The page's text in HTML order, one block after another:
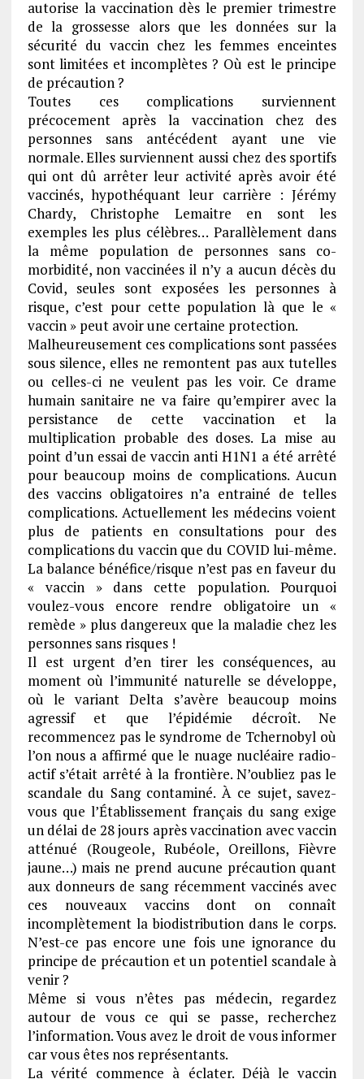
autorise la vaccination dès le premier trimestre
de la grossesse alors que les données sur la
sécurité du vaccin chez les femmes enceintes
sont limitées et incomplètes ? Où est le principe
de précaution ?
Toutes ces complications surviennent
précocement après la vaccination chez des
personnes sans antécédent ayant une vie
normale. Elles surviennent aussi chez des sportifs
qui ont dû arrêter leur activité après avoir été
vaccinés, hypothéquant leur carrière : Jérémy
Chardy, Christophe Lemaitre en sont les
exemples les plus célèbres… Parallèlement dans
la même population de personnes sans co-
morbidité, non vaccinées il n’y a aucun décès du
Covid, seules sont exposées les personnes à
risque, c’est pour cette population là que le «
vaccin » peut avoir une certaine protection.
Malheureusement ces complications sont passées
sous silence, elles ne remontent pas aux tutelles
ou celles-ci ne veulent pas les voir. Ce drame
humain sanitaire ne va faire qu’empirer avec la
persistance de cette vaccination et la
multiplication probable des doses. La mise au
point d’un essai de vaccin anti H1N1 a été arrêté
pour beaucoup moins de complications. Aucun
des vaccins obligatoires n’a entrainé de telles
complications. Actuellement les médecins voient
plus de patients en consultations pour des
complications du vaccin que du COVID lui-même.
La balance bénéfice/risque n’est pas en faveur du
« vaccin » dans cette population. Pourquoi
voulez-vous encore rendre obligatoire un «
remède » plus dangereux que la maladie chez les
personnes sans risques !
Il est urgent d’en tirer les conséquences, au
moment où l’immunité naturelle se développe,
où le variant Delta s’avère beaucoup moins
agressif et que l’épidémie décroît. Ne
recommencez pas le syndrome de Tchernobyl où
l’on nous a affirmé que le nuage nucléaire radio-
actif s’était arrêté à la frontière. N’oubliez pas le
scandale du Sang contaminé. À ce sujet, savez-
vous que l’Établissement français du sang exige
un délai de 28 jours après vaccination avec vaccin
atténué (Rougeole, Rubéole, Oreillons, Fièvre
jaune…) mais ne prend aucune précaution quant
aux donneurs de sang récemment vaccinés avec
ces nouveaux vaccins dont on connaît
incomplètement la biodistribution dans le corps.
N’est-ce pas encore une fois une ignorance du
principe de précaution et un potentiel scandale à
venir ?
Même si vous n’êtes pas médecin, regardez
autour de vous ce qui se passe, recherchez
l’information. Vous avez le droit de vous informer
car vous êtes nos représentants.
La vérité commence à éclater. Déjà le vaccin